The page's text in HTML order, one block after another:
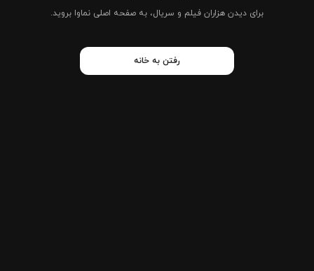
برای دیدن هزاران فیلم و سریال، به صفحه اصلی نماوا بروید.
رفتن به خانه